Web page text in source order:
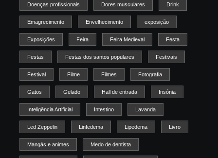
Doenças profissionais Dores musculares Drink
Emagrecimento Envelhecimento exposição
Exposições Feira Feira Medieval Festa
Festas Festas dos santos populares Festivais
Festival Filme Filmes Fotografia
Gatos Gelado Hall de entrada Insónia
Inteligência Artificial Intestino Lavanda
Led Zeppelin Linfedema Lipedema Livro
Mangás e animes Medo de dentista